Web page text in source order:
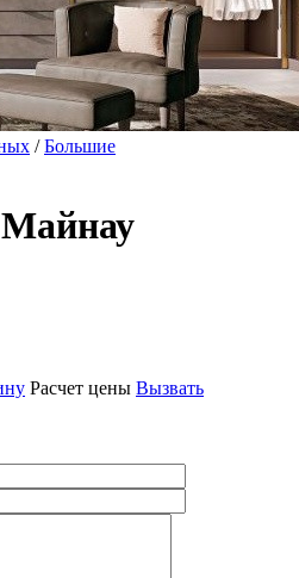
/Большие
Майнау
Расчет цены Вызвать